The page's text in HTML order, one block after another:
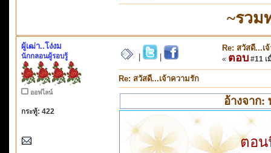
~รวม
ผู้เฒ่า..โง่งม
นักกลอนผู้รอบรู้
ออฟไลน์
กระทู้: 422
Re: สวัสดี...เ
« ตอบ #11 เ
Re: สวัสดี...เจ้าความรัก
อ้างจาก:
ตอน